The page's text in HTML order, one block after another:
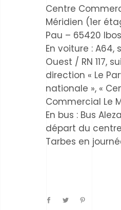
Centre
Méridien (1er
Pau – 65420 Ibos
En voiture : A64,
Ouest / RN 117,
direction « Le
nationale », «
Commercial Le
En bus : Bus
départ du
Tarbes en